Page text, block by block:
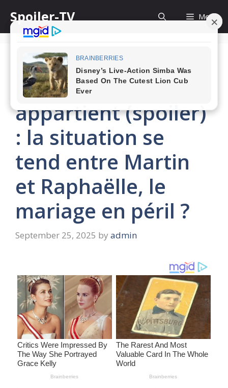
content
Spoiler-TV Menu
Demain nous
appartient (spoiler)
: la situation se
tend entre Martin
et Raphaëlle, le
mariage en péril ?
September 25, 2025 by admin